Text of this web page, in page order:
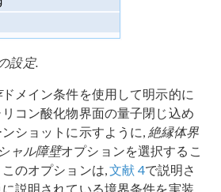
設定.
ドメイン条件を使用して明示的に
コン酸化物界面の量子閉じ込め
ショットに示すように, 絶縁体界
ャル障壁オプションを選択するこ
このオプションは,文献 4で説明さ
説明されている境界条件を実装